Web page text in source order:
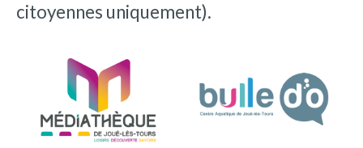
citoyennes uniquement).